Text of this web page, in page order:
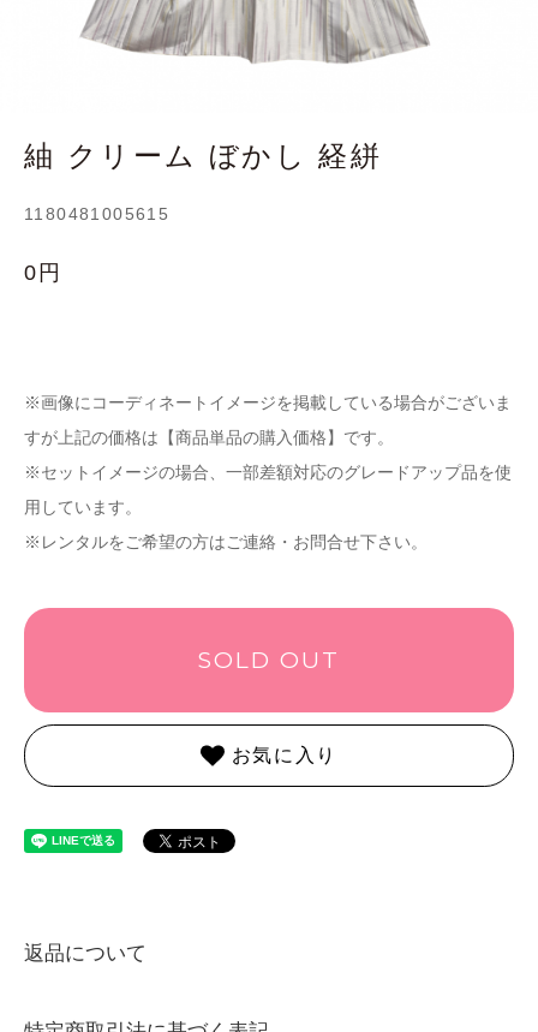
紬 クリーム ぼかし 経絣
1180481005615
0円
※画像にコーディネートイメージを掲載している場合がございま
すが上記の価格は【商品単品の購入価格】です。
※セットイメージの場合、一部差額対応のグレードアップ品を使
用しています。
※レンタルをご希望の方はご連絡・お問合せ下さい。
SOLD OUT
お気に入り
返品について